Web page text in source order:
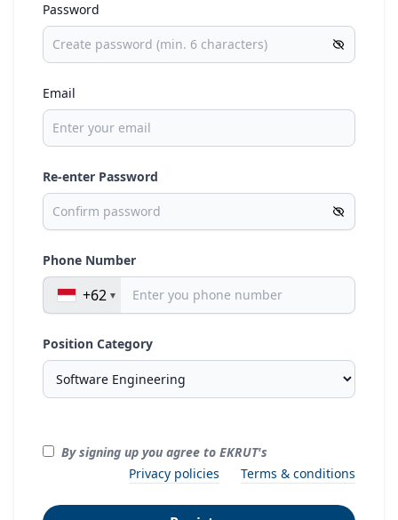
Password
Email
Re-enter Password
Phone Number
+62
Position Category
By signing up you agree to EKRUT's
Privacy policies
Terms & conditions